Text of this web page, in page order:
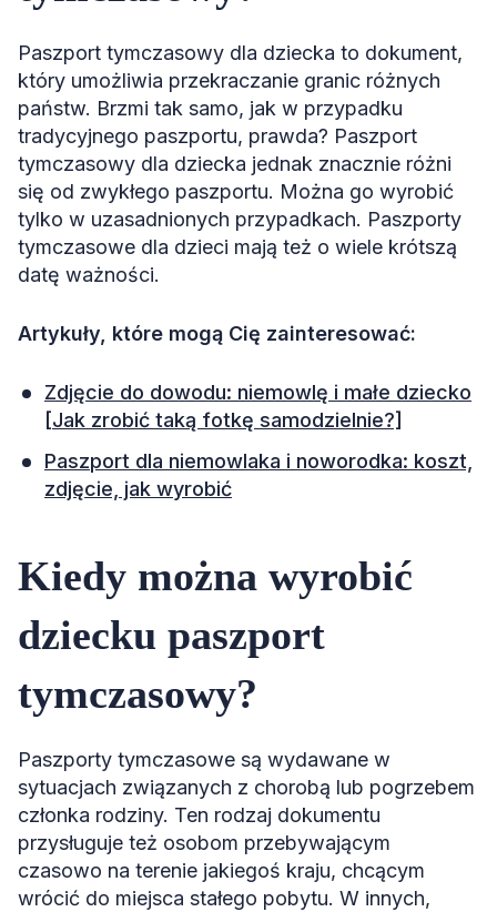
Paszport tymczasowy dla dziecka to dokument,
który umożliwia przekraczanie granic różnych
państw. Brzmi tak samo, jak w przypadku
tradycyjnego paszportu, prawda? Paszport
tymczasowy dla dziecka jednak znacznie różni
się od zwykłego paszportu. Można go wyrobić
tylko w uzasadnionych przypadkach. Paszporty
tymczasowe dla dzieci mają też o wiele krótszą
datę ważności.
Artykuły, które mogą Cię zainteresować:
Zdjęcie do dowodu: niemowlę i małe dziecko
[Jak zrobić taką fotkę samodzielnie?]
Paszport dla niemowlaka i noworodka: koszt,
zdjęcie, jak wyrobić
Kiedy można wyrobić
dziecku paszport
tymczasowy?
Paszporty tymczasowe są wydawane w
sytuacjach związanych z chorobą lub pogrzebem
członka rodziny. Ten rodzaj dokumentu
przysługuje też osobom przebywającym
czasowo na terenie jakiegoś kraju, chcącym
wrócić do miejsca stałego pobytu. W innych,